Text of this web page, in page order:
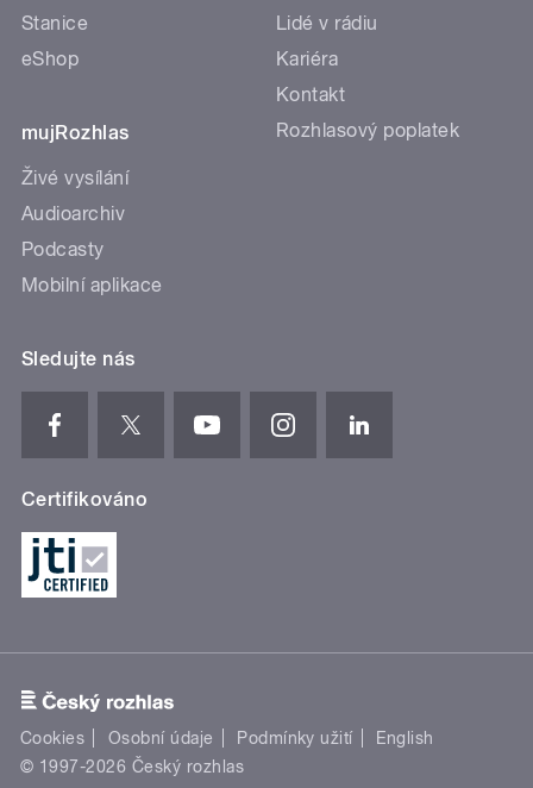
Stanice
eShop
mujRozhlas
Živé vysílání
Audioarchiv
Podcasty
Mobilní aplikace
Lidé v rádiu
Kariéra
Kontakt
Rozhlasový poplatek
Sledujte nás
Certifikováno
Cookies Osobní údaje Podmínky užití
English
© 1997-2026 Český rozhlas